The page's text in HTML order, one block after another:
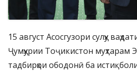
15 август Асосгузори сулҳу
Ҷумҳурии Тоҷикистон
тадбирҳои ободонӣ ба